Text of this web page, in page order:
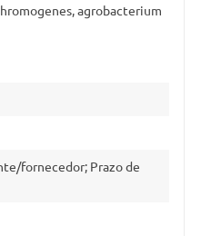
agrobacterium
fornecedor; Prazo de